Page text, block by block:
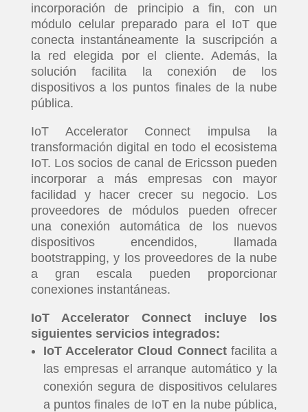
incorporación de principio a fin, con un
módulo celular preparado para el IoT que
conecta instantáneamente la suscripción a
la red elegida por el cliente. Además, la
solución facilita la conexión de los
dispositivos a los puntos finales de la nube
pública.
IoT Accelerator Connect impulsa la
transformación digital en todo el ecosistema
IoT. Los socios de canal de Ericsson pueden
incorporar a más empresas con mayor
facilidad y hacer crecer su negocio. Los
proveedores de módulos pueden ofrecer
una conexión automática de los nuevos
dispositivos encendidos, llamada
bootstrapping, y los proveedores de la nube
a gran escala pueden proporcionar
conexiones instantáneas.
IoT Accelerator Connect incluye los
siguientes servicios integrados:
IoT Accelerator Cloud Connectfacilita a
las empresas el arranque automático y la
conexión segura de dispositivos celulares
a puntos finales de IoT en la nube pública,